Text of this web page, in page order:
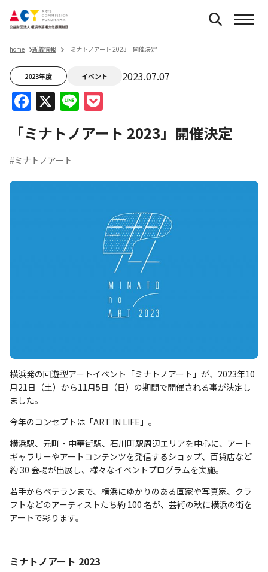
home 新着情報 「ミナトノアート 2023」開催決定
2023年度 イベント 2023.07.07
Facebook
X Line
「ミナトノアート 2023」開催決定
#ミナトノアート
横浜発の回遊型アートイベント「ミナトノアート」が、2023年10
⽉21⽇（⼟）から11⽉5⽇（⽇）の期間で開催される事が決定し
ました。
今年のコンセプトは「ART IN LIFE」。
横浜駅、元町・中華街駅、⽯川町駅周辺エリアを中⼼に、アート
ギャラリーやアートコンテンツを発信するショップ、百貨店など
約 30 会場が出展し、様々なイベントプログラムを実施。
若⼿からベテランまで、横浜にゆかりのある画家や写真家、クラ
フトなどのアーティストたち約 100 名が、芸術の秋に横浜の街を
アートで彩ります。
ミナトノアート 2023